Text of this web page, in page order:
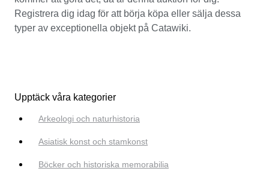
Registrera dig idag för att börja köpa eller sälja dessa
typer av exceptionella objekt på Catawiki.
Upptäck våra kategorier
Arkeologi och naturhistoria
Asiatisk konst och stamkonst
Böcker och historiska memorabilia